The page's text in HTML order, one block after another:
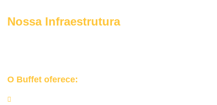
Nossa Infraestrutura
O Buffet oferece: